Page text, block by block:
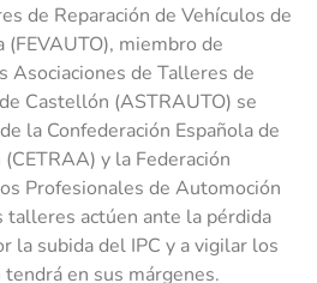
de Reparación de Vehículos de
(FEVAUTO), miembro de
Asociaciones de Talleres de
Castellón (ASTRAUTO) se
la Confederación Española de
y la Federación
Profesionales de Automoción
talleres actúen ante la pérdida
la subida del IPC y a vigilar los
en sus márgenes.